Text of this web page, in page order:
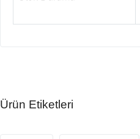
Ürün Etiketleri